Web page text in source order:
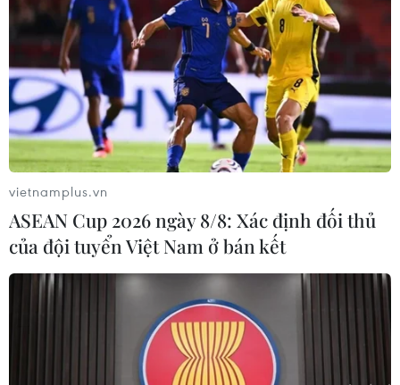
#vé máy bay
#Tết nguyên đán Giáp thìn 2024
#giá vé máy bay
#tăng chuyến bay đêm
Theo dõi VietnamPlus
vietnamplus.vn
ASEAN Cup 2026 ngày 8/8: Xác định đối thủ
của đội tuyển Việt Nam ở bán kết